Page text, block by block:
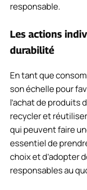
responsable.
Les actions
durabilité
En tant que
son échelle pour
l’achat de produits
recycler et
qui peuvent faire
essentiel de
choix et d’adopter
responsables au